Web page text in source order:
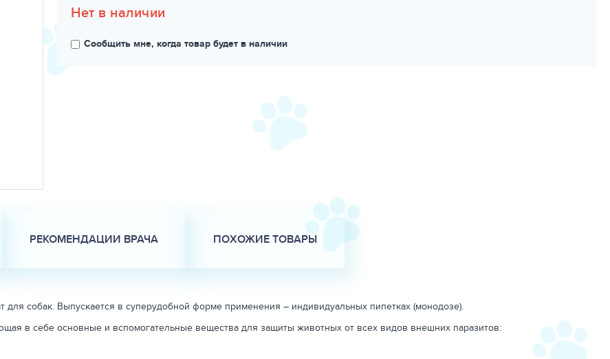
Нет в наличии
Сообщить мне, когда товар будет в наличии
РЕКОМЕНДАЦИИ ВРАЧА ПОХОЖИЕ ТОВАРЫ
собак. Выпускается в суперудобной форме применения – индивидуальных пипетках (монодозе).
в себе основные и вспомогательные вещества для защиты животных от всех видов внешних паразитов: